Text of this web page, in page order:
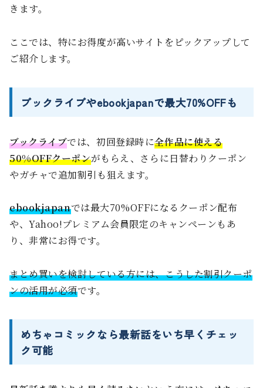
きます。
ここでは、特にお得度が高いサイトをピックアップして
ご紹介します。
ブックライブやebookjapanで最大70%OFFも
ブックライブでは、初回登録時に全作品に使える
50%OFFクーポンがもらえ、さらに日替わりクーポン
やガチャで追加割引も狙えます。
ebookjapanでは最大70%OFFになるクーポン配布
や、Yahoo!プレミアム会員限定のキャンペーンもあ
り、非常にお得です。
まとめ買いを検討している方には、こうした割引クーポ
ンの活用が必須です。
めちゃコミックなら最新話をいち早くチェッ
ク可能